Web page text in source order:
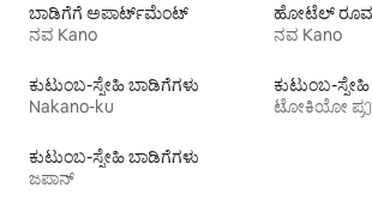
ಬಾಡಿಗೆಗೆ ಅಪಾರ್ಟ್‌ಮೆಂಟ್‌
ನವ Kano
ಹೋಟೆಲ್
ನವ Kano
ಕುಟುಂಬ-ಸ್ನೇಹಿ ಬಾಡಿಗೆಗಳು
Nakano-ku
ಕುಟುಂಬ-
ಟೋಕಿಯೋ
ಕುಟುಂಬ-ಸ್ನೇಹಿ ಬಾಡಿಗೆಗಳು
ಜಪಾನ್